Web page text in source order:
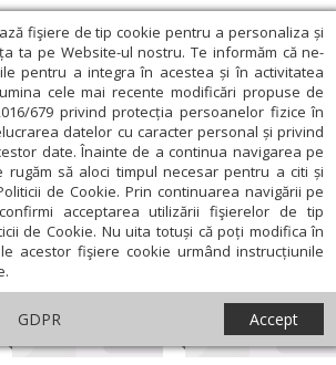
fişiere de tip cookie pentru a personaliza și
ta pe Website-ul nostru. Te informăm că ne-
pentru a integra în acestea și în activitatea
cele mai recente modificări propuse de
679 privind protecția persoanelor fizice în
datelor cu caracter personal și privind
date. Înainte de a continua navigarea pe
rugăm să aloci timpul necesar pentru a citi și
de Cookie. Prin continuarea navigării pe
acceptarea utilizării fişierelor de tip
de Cookie. Nu uita totuși că poți modifica în
acestor fişiere cookie urmând instrucțiunile
GDPR Accept
a 4-a dupa Pasti
dupa Pasti
Duminică
Evanghelia de
Duminică